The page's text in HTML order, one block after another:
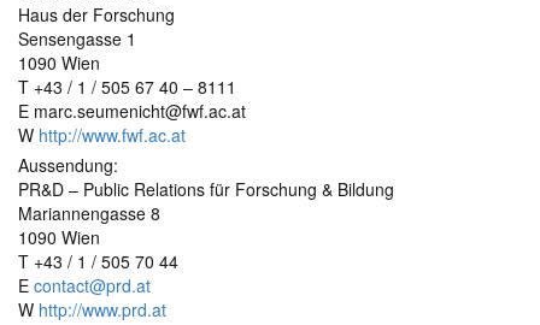
Haus der Forschung
Sensengasse 1
1090 Wien
T +43 / 1 / 505 67 40 – 8111
E marc.seumenicht@fwf.ac.at
W http://www.fwf.ac.at
Aussendung:
PR&D – Public Relations für Forschung & Bildung
Mariannengasse 8
1090 Wien
T +43 / 1 / 505 70 44
E contact@prd.at
W http://www.prd.at